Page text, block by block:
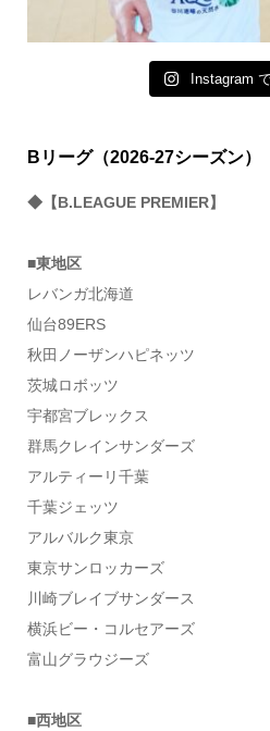
Instagram
Bリーグ（2026-27シーズン）
◆【B.LEAGUE PREMIER】
■東地区
レバンガ北海道
仙台89ERS
秋田ノーザンハピネッツ
茨城ロボッツ
宇都宮ブレックス
群馬クレインサンダーズ
アルティーリ千葉
千葉ジェッツ
アルバルク東京
東京サンロッカーズ
川崎ブレイブサンダース
横浜ビー・コルセアーズ
富山グラウジーズ
■西地区